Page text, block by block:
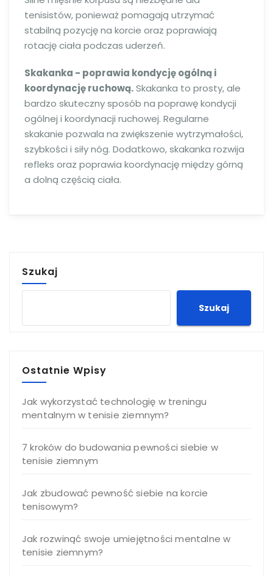
tenisistów, ponieważ pomagają utrzymać
stabilną pozycję na korcie oraz poprawiają
rotację ciała podczas uderzeń.
Skakanka - poprawia kondycję ogólną i
koordynację ruchową.Skakanka to prosty, ale
bardzo skuteczny sposób na poprawę kondycji
ogólnej i koordynacji ruchowej. Regularne
skakanie pozwala na zwiększenie wytrzymałości,
szybkości i siły nóg. Dodatkowo, skakanka rozwija
refleks oraz poprawia koordynację między górną
a dolną częścią ciała.
Szukaj
Szukaj
Ostatnie Wpisy
Jak wykorzystać technologię w treningu
mentalnym w tenisie ziemnym?
7 kroków do budowania pewności siebie w
tenisie ziemnym
Jak zbudować pewność siebie na korcie
tenisowym?
Jak rozwinąć swoje umiejętności mentalne w
tenisie ziemnym?